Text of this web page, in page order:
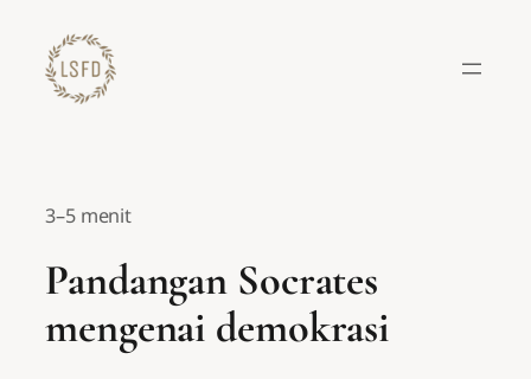
konten
3–5 menit
Pandangan Socrates
mengenai demokrasi